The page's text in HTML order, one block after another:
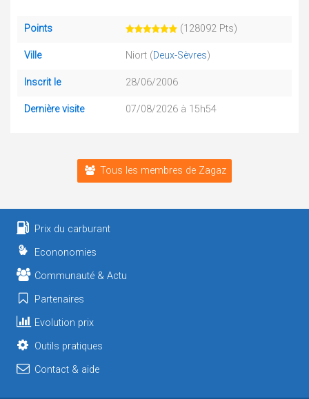
Points (128092 Pts)
Ville Niort (Deux-Sèvres)
Inscrit le 28/06/2006
Dernière visite 07/08/2026 à 15h54
Tous les membres de Zagaz
Prix du carburant
Econonomies
Communauté & Actu
Partenaires
Evolution prix
Outils pratiques
Contact & aide